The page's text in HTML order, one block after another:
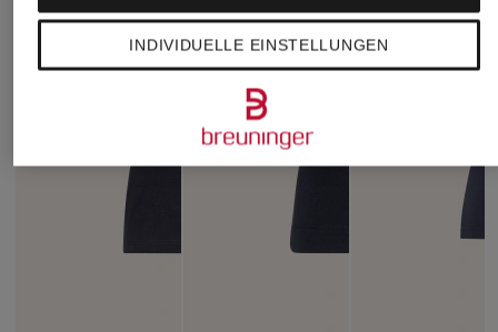
INDIVIDUELLE EINSTELLUNGEN